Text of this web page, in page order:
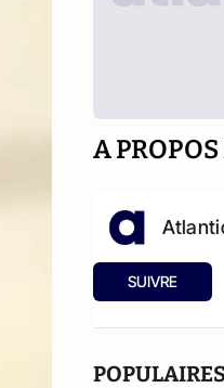
A
SUIVRE
POPULAIRES